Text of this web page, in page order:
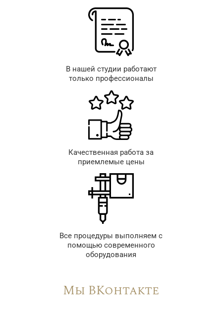
В нашей студии работают
только профессионалы
Качественная работа за
приемлемые цены
Все процедуры выполняем с
помощью современного
оборудования
Мы ВКонтакте